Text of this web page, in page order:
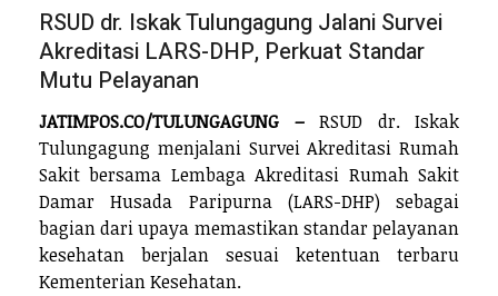
RSUD dr. Iskak Tulungagung Jalani Survei
Akreditasi LARS-DHP, Perkuat Standar
Mutu Pelayanan
JATIMPOS.CO/TULUNGAGUNG –RSUD dr. Iskak
Tulungagung menjalani Survei Akreditasi Rumah
Sakit bersama Lembaga Akreditasi Rumah Sakit
Damar Husada Paripurna (LARS-DHP) sebagai
bagian dari upaya memastikan standar pelayanan
kesehatan berjalan sesuai ketentuan terbaru
Kementerian Kesehatan.